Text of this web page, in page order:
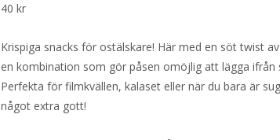
40 kr
Krispiga snacks för ostälskare! Här med en söt twist
en kombination som gör påsen omöjlig att lägga ifrån
Perfekta för filmkvällen, kalaset eller när du bara är
något extra gott!